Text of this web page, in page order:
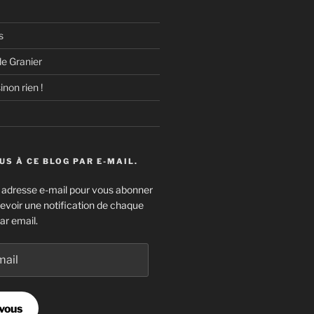
Granier
rien !
À CE BLOG PAR E-MAIL.
e-mail pour vous abonner
une notification de chaque
email.